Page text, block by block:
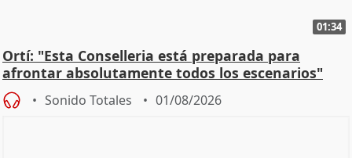
01:34
Ortí: "Esta Conselleria está preparada para
afrontar absolutamente todos los escenarios"
Sonido Totales 01/08/2026